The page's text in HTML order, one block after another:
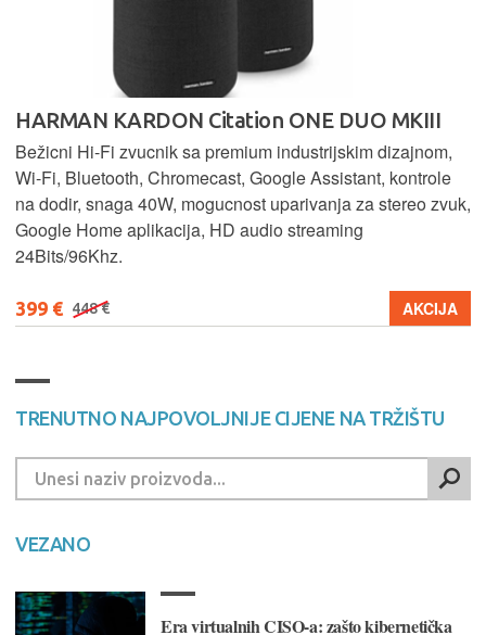
HARMAN KARDON Citation ONE DUO MKIII
Bežicni Hi-Fi zvucnik sa premium industrijskim dizajnom,
Wi-Fi, Bluetooth, Chromecast, Google Assistant, kontrole
na dodir, snaga 40W, mogucnost uparivanja za stereo zvuk,
Google Home aplikacija, HD audio streaming
24Bits/96Khz.
399 € 448 € AKCIJA
TRENUTNO NAJPOVOLJNIJE CIJENE NA TRŽIŠTU
VEZANO
Era virtualnih CISO-a: zašto kibernetička